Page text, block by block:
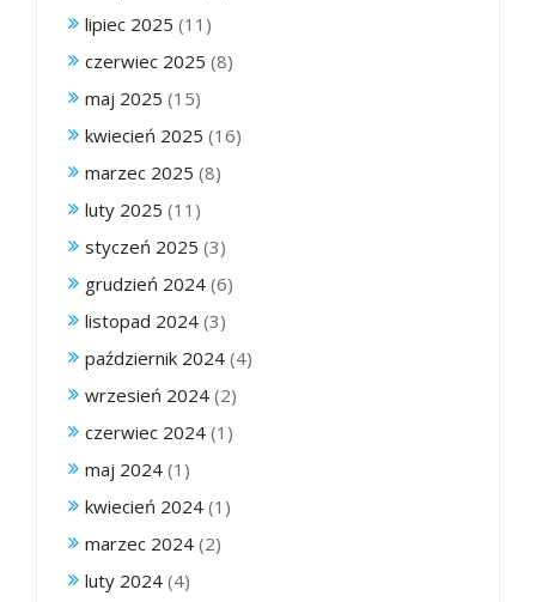
lipiec 2025 (11)
czerwiec 2025 (8)
maj 2025 (15)
kwiecień 2025 (16)
marzec 2025 (8)
luty 2025 (11)
styczeń 2025 (3)
grudzień 2024 (6)
listopad 2024 (3)
październik 2024 (4)
wrzesień 2024 (2)
czerwiec 2024 (1)
maj 2024 (1)
kwiecień 2024 (1)
marzec 2024 (2)
luty 2024 (4)